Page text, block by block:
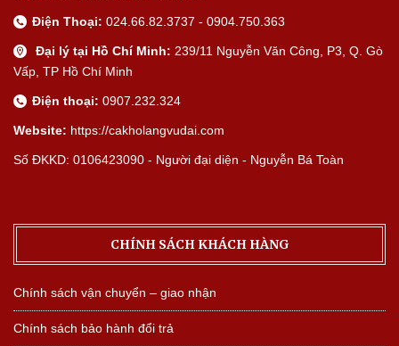
Điện Thoại: 024.66.82.3737 - 0904.750.363
Đại lý tại Hồ Chí Minh: 239/11 Nguyễn Văn Công, P3, Q. Gò
Vấp, TP Hồ Chí Minh
Điện thoại: 0907.232.324
Website: https://cakholangvudai.com
Số ĐKKD: 0106423090 - Người đại diện - Nguyễn Bá Toàn
CHÍNH SÁCH KHÁCH HÀNG
Chính sách vận chuyển – giao nhận
Chính sách bảo hành đổi trả